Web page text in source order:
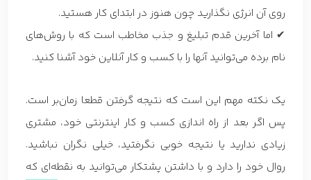
روی آن انرژی نگذارید چون هنوز در ابتدای کار هستید.
✔ اما آخرین قدم تبلیغ و جذب مخاطب است که با روش‌های
نام برده می‌توانید آنها را با کسب و کار آنلاین خود آشنا کنید.
یک نکته مهم این است که نتیجه گرفتن قطعا زمان‌بر است.
پس اگر بعد از راه اندازی کسب و کار اینترنتی خود، مشتری
زیادی ندارید یا نتیجه خوبی نگرفتید، خیلی نگران نباشید.
روال خود را دارد و با داشتن پشتکار می‌توانید به نقطه‌ای که